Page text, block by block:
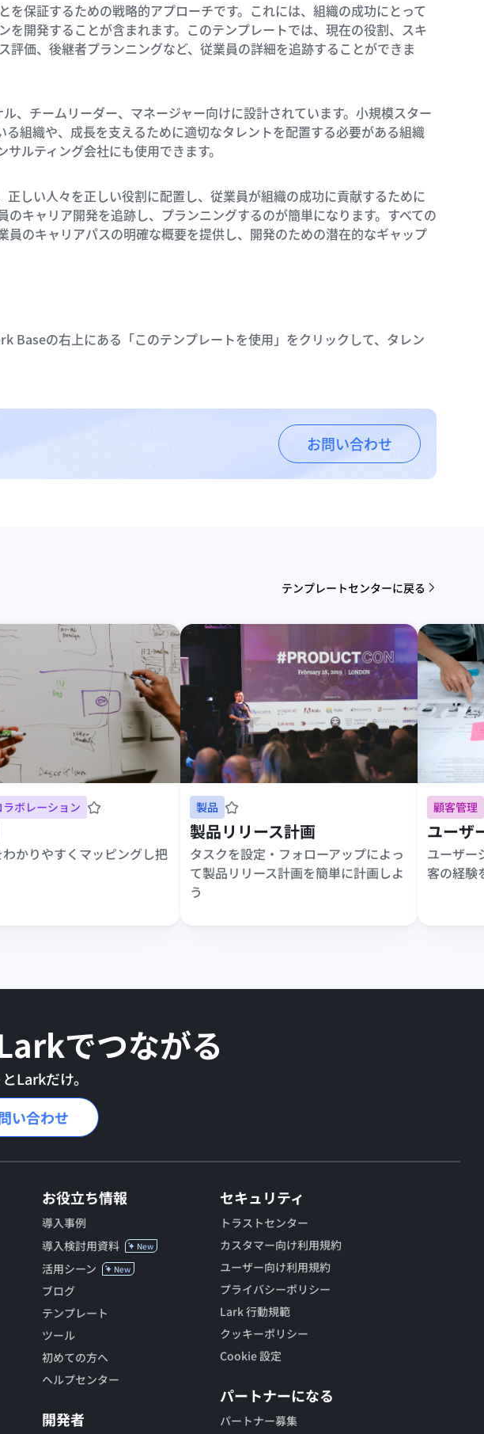
保証するための戦略的アプローチです。これには、組織の成功にとって
開発することが含まれます。このテンプレートでは、現在の役割、スキ
価、後継者プランニングなど、従業員の詳細を追跡することができま
、チームリーダー、マネージャー向けに設計されています。小規模スター
組織や、成長を支えるために適切なタレントを配置する必要がある組織
ルティング会社にも使用できます。
しい人々を正しい役割に配置し、従業員が組織の成功に貢献するために
キャリア開発を追跡し、プランニングするのが簡単になります。すべての
のキャリアパスの明確な概要を提供し、開発のための潜在的なギャップ
Baseの右上にある「このテンプレートを使用」をクリックして、タレン
お問い合わせ
テンプレートセンターに戻る
ボレーション
かりやすくマッピングし把
製品
製品リリース計画
タスクを設定・フォローアップによっ
て製品リリース計画を簡単に計画しよ
う
顧客管理
ユーザ
ユーザー
客の経験
でつながる
Larkだけ。
い合わせ
お役立ち情報
導入事例
導入検討用資料
New
活用シーン New
ブログ
テンプレート
ツール
初めての方へ
ヘルプセンター
開発者
セキュリティ
トラストセンター
カスタマー向け利用規約
ユーザー向け利用規約
プライバシーポリシー
Lark 行動規範
クッキーポリシー
Cookie 設定
パートナーになる
パートナー募集